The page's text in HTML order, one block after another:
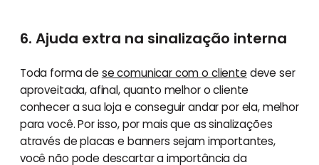
6. Ajuda extra na sinalização interna
Toda forma de se comunicar com o cliente deve ser
aproveitada, afinal, quanto melhor o cliente
conhecer a sua loja e conseguir andar por ela, melhor
para você. Por isso, por mais que as sinalizações
através de placas e banners sejam importantes,
você não pode descartar a importância da